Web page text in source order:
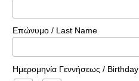
Επώνυμο / Last Name
Ημερομηνία Γεννήσεως / Birthday